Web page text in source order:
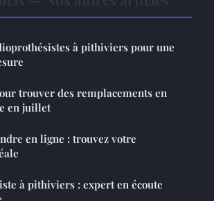
à pithiviers pour une
trouver des remplacements en
en juillet
en ligne : trouvez votre
à pithiviers : expert en écoute